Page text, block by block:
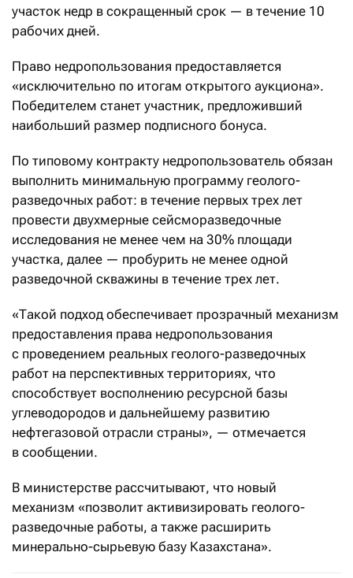
участок недр в сокращенный срок — в течение 10
рабочих дней.
Право недропользования предоставляется
«исключительно по итогам открытого аукциона».
Победителем станет участник, предложивший
наибольший размер подписного бонуса.
По типовому контракту недропользователь обязан
выполнить минимальную программу геолого-
разведочных работ: в течение первых трех лет
провести двухмерные сейсморазведочные
исследования не менее чем на 30% площади
участка, далее — пробурить не менее одной
разведочной скважины в течение трех лет.
«Такой подход обеспечивает прозрачный механизм
предоставления права недропользования
с проведением реальных геолого-разведочных
работ на перспективных территориях, что
способствует восполнению ресурсной базы
углеводородов и дальнейшему развитию
нефтегазовой отрасли страны», — отмечается
в сообщении.
В министерстве рассчитывают, что новый
механизм «позволит активизировать геолого-
разведочные работы, а также расширить
минерально-сырьевую базу Казахстана».